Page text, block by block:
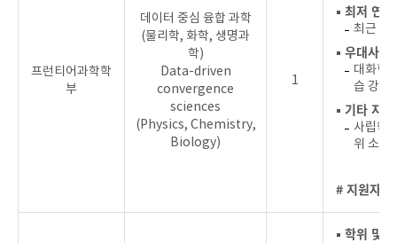
프런티어과학학
부
데이터 중심 융합 과학
(물리학, 화학, 생명과
학)
Data-driven
convergence
sciences
(Physics, Chemistry,
Biology)
1
▪ 최저 연
최근 4
▪ 우대사항
대화형
습 강의
▪ 기타 지
사립학
위 소지
# 지원자
▪ 학위 및